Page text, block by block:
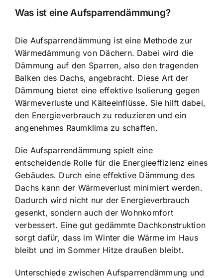
Was ist eine Aufsparrendämmung?
Die Aufsparrendämmung ist eine Methode zur
Wärmedämmung von Dächern. Dabei wird die
Dämmung auf den Sparren, also den tragenden
Balken des Dachs, angebracht. Diese Art der
Dämmung bietet eine effektive Isolierung gegen
Wärmeverluste und Kälteeinflüsse. Sie hilft dabei,
den Energieverbrauch zu reduzieren und ein
angenehmes Raumklima zu schaffen.
Die Aufsparrendämmung spielt eine
entscheidende Rolle für die Energieeffizienz eines
Gebäudes. Durch eine effektive Dämmung des
Dachs kann der Wärmeverlust minimiert werden.
Dadurch wird nicht nur der Energieverbrauch
gesenkt, sondern auch der Wohnkomfort
verbessert. Eine gut gedämmte Dachkonstruktion
sorgt dafür, dass im Winter die Wärme im Haus
bleibt und im Sommer Hitze draußen bleibt.
Unterschiede zwischen Aufsparrendämmung und